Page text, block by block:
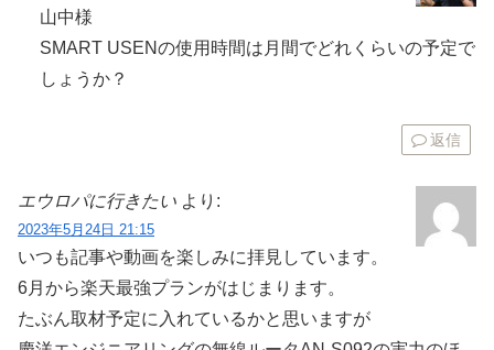
山中様
SMART USENの使用時間は月間でどれくらいの予定で
しょうか？
返信
エウロパに行きたい より:
2023年5月24日 21:15
いつも記事や動画を楽しみに拝見しています。
6月から楽天最強プランがはじまります。
たぶん取材予定に入れているかと思いますが